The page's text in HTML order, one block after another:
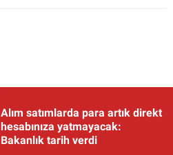
Alım satımlarda para artık direkt
hesabınıza yatmayacak:
Bakanlık tarih verdi